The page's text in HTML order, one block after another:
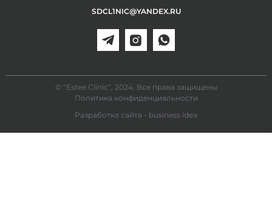
SDCL1NIC@YANDEX.RU
© “Estee Clinic”, 2024, Все права защищены
Политика конфиденциальности
Разработка сайта - business idea